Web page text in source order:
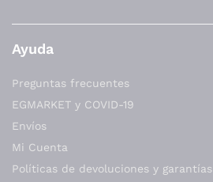
Ayuda
Preguntas frecuentes
EGMARKET y COVID-19
Envíos
Mi Cuenta
Políticas de devoluciones y garantías